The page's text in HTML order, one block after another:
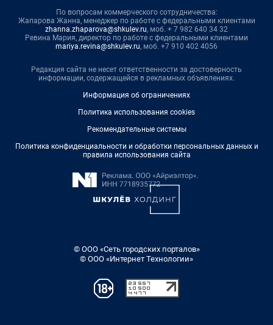
По вопросам коммерческого сотрудничества:
Жапарова Жанна, менеджер по работе с федеральными клиентами
zhanna.zhaparova@shkulev.ru, моб. + 7 982 640 34 32
Ревина Мария, директор по работе с федеральными клиентами
mariya.revina@shkulev.ru, моб. +7 910 402 4056
Редакция сайта не несет ответственности за достоверность
информации, содержащейся в рекламных объявлениях.
Информация об ограничениях
Политика использования cookies
Рекомендательные системы
Политика конфиденциальности и обработки персональных данных и
правила использования сайта
© ООО «Сеть городских порталов»
© ООО «Интернет Технологии»